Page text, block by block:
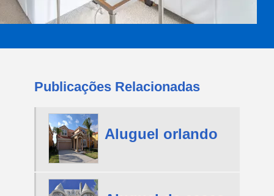
Publicações Relacionadas
Aluguel orlando